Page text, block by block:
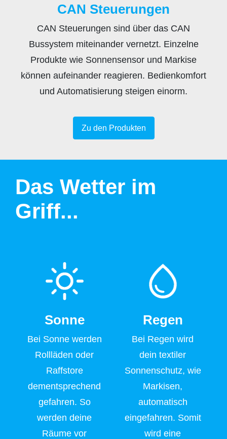
CAN Steuerungen
CAN Steuerungen sind über das CAN
Bussystem miteinander vernetzt. Einzelne
Produkte wie Sonnensensor und Markise
können aufeinander reagieren. Bedienkomfort
und Automatisierung steigen einorm.
Zu den Produkten
Das Wetter im
Griff...
Sonne
Bei Sonne werden
Rollläden oder
Raffstore
dementsprechend
gefahren. So
werden deine
Räume vor
Regen
Bei Regen wird
dein textiler
Sonnenschutz, wie
Markisen,
automatisch
eingefahren. Somit
wird eine